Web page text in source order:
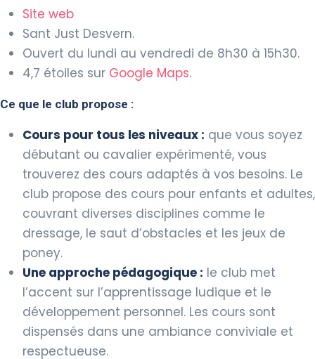
Site web
Sant Just Desvern.
Ouvert du lundi au vendredi de 8h30 à 15h30.
4,7 étoiles sur Google Maps.
Ce que le club propose :
Cours pour tous les niveaux : que vous soyez
débutant ou cavalier expérimenté, vous
trouverez des cours adaptés à vos besoins. Le
club propose des cours pour enfants et adultes,
couvrant diverses disciplines comme le
dressage, le saut d’obstacles et les jeux de
poney.
Une approche pédagogique : le club met
l’accent sur l’apprentissage ludique et le
développement personnel. Les cours sont
dispensés dans une ambiance conviviale et
respectueuse.